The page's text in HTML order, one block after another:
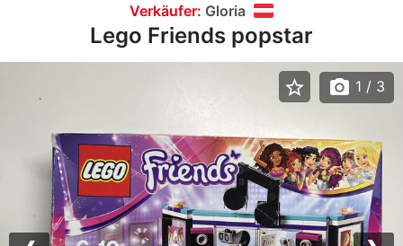
Verkäufer: Gloria
Lego Friends popstar
star_border photo_camera 1 / 3